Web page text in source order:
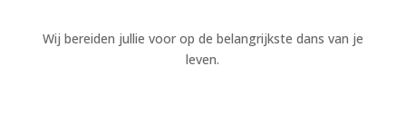
Wij bereiden jullie voor op de belangrijkste dans van je
leven.